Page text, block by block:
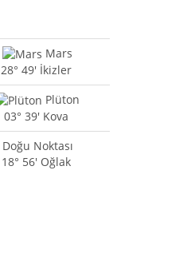
Mars
28° 49' İkizler
Plüton
03° 39' Kova
Doğu Noktası
18° 56' Oğlak